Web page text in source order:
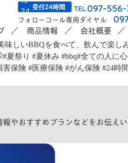
受付24時間 TEL.097-556-
フォローコール専用ダイヤル
商品情報 会社概要
やおすすめプランなどをお伝えい